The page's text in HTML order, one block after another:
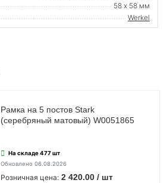
58 х 58 мм
Werkel
Рамка на 5 постов Stark
(серебряный матовый) W0051865
На складе 477 шт
Обновлено 06.08.2026
Розничная цена: 2 420.00 / шт